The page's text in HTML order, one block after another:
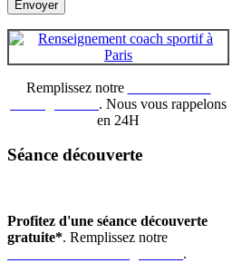
Remplissez notre
. Nous vous rappelons
en 24H
Séance découverte
Profitez d'une séance découverte
gratuite*. Remplissez notre
.